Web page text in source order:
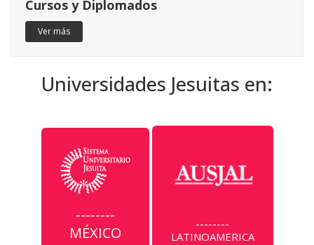
Cursos y Diplomados
Ver más
Universidades Jesuitas en:
--------
MÉXICO
--------
LATINOAMERICA